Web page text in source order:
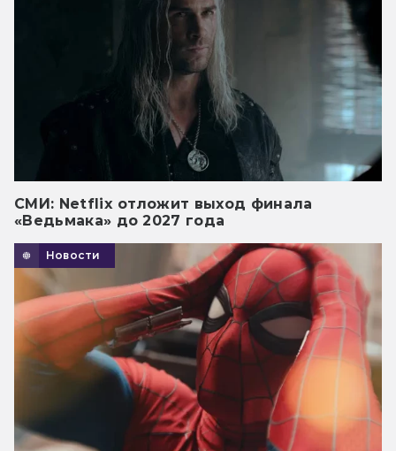
СМИ: Netflix отложит выход финала
«Ведьмака» до 2027 года
Новости